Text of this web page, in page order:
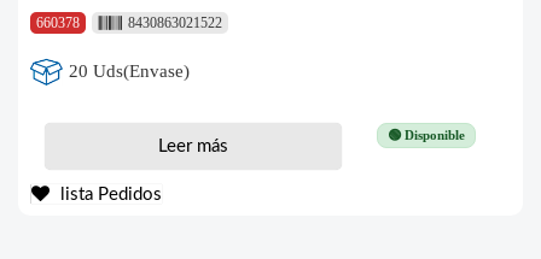
660378
8430863021522
20 Uds(Envase)
🟢 Disponible
Leer más
lista Pedidos